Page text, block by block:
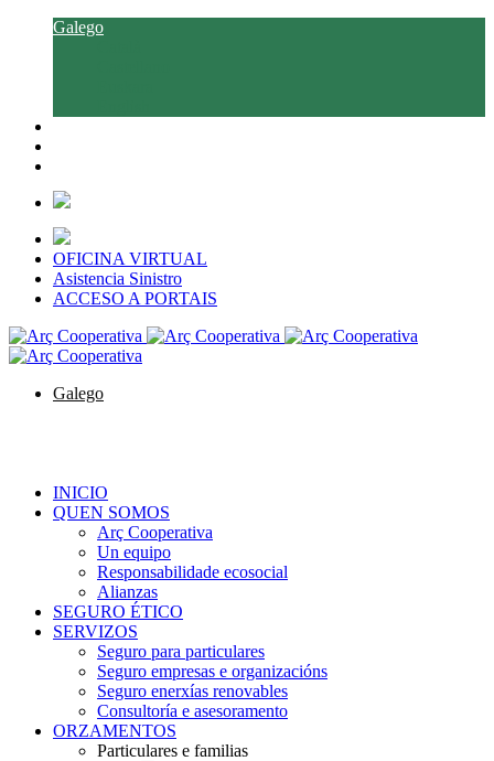
Galego
OFICINA VIRTUAL
Asistencia Sinistro
ACCESO A PORTAIS
Galego
INICIO
QUEN SOMOS
Arç Cooperativa
Un equipo
Responsabilidade ecosocial
Alianzas
SEGURO ÉTICO
SERVIZOS
Seguro para particulares
Seguro empresas e organizacións
Seguro enerxías renovables
Consultoría e asesoramento
ORZAMENTOS
Particulares e familias